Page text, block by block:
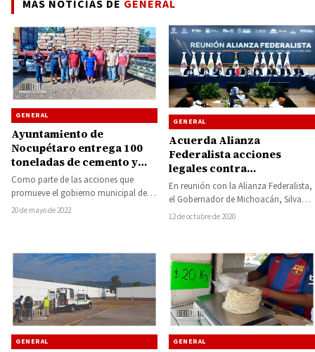
MÁS NOTICIAS DE GENERAL
GENERAL
Ayuntamiento de
Nocupétaro entrega 100
toneladas de cemento y
120 tinacos subsidiados
beneficiando a 150 familias
Como parte de las acciones que
promueve el gobierno municipal de
Nocupétaro, fueron entregados más
20 de mayo de 2022
GENERAL
Acuerda Alianza
Federalista acciones
legales contra
desaparición de
fideicomisos
En reunión con la Alianza Federalista,
el Gobernador de Michoacán, Silvano
Aureoles Conejo, se sumó a los
12 de octubre de 2020
GENERAL GENERAL